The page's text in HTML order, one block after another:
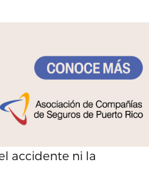
accidente ni la